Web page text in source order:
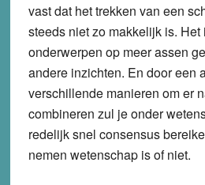
vast dat het trekken van een
steeds niet zo makkelijk is.
onderwerpen op meer assen
andere inzichten. En door een
verschillende manieren om er
combineren zul je onder
redelijk snel consensus
nemen wetenschap is of niet.